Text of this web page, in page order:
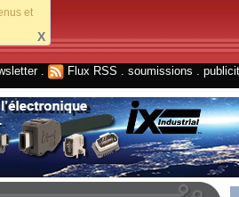
et
X
. Flux RSS soumissions